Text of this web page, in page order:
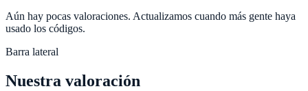
Aún hay pocas valoraciones. Actualizamos cuando más gente haya
usado los códigos.
Barra lateral
Nuestra valoración